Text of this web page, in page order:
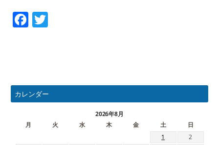
Facebook
カレンダー
2026年8月
月
火 水 木 金 土
日
1
2